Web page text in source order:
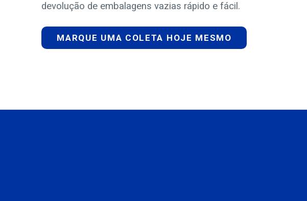
devolução de embalagens vazias rápido e fácil.
MARQUE UMA COLETA HOJE MESMO